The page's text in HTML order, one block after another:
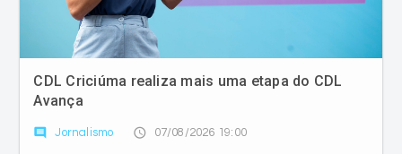
CDL Criciúma realiza mais uma etapa do CDL
Avança
comment Jornalismo access_time 07/08/2026 19:00